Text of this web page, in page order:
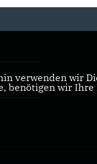
verwenden wir
benötigen wir